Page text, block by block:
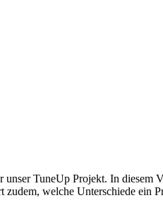
TuneUp Projekt. In diesem
welche Unterschiede ein